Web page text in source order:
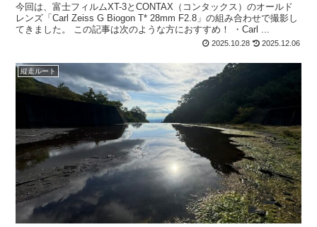
今回は、富士フィルムXT-3とCONTAX（コンタックス）のオールド
レンズ「Carl Zeiss G Biogon T* 28mm F2.8」の組み合わせで撮影し
てきました。 この記事は次のような方におすすめ！ ・Carl ...
2025.10.28 2025.12.06
縦走ルート